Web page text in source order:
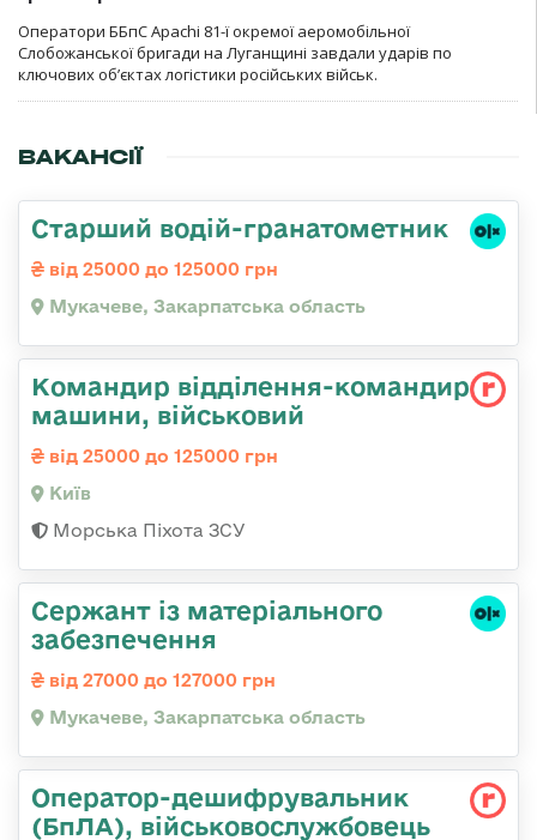
Оператори ББпС Apachi 81-ї окремої аеромобільної
Слобожанської бригади на Луганщині завдали ударів по
ключових об’єктах логістики російських військ.
ВАКАНСІЇ
Старший водій-гранатометник
від 25000 до 125000 грн
Мукачеве, Закарпатська область
Командир відділення-командир
машини, військовий
від 25000 до 125000 грн
Київ
Морська Піхота ЗСУ
Сержант із матеріального
забезпечення
від 27000 до 127000 грн
Мукачеве, Закарпатська область
Оператор-дешифрувальник
(БпЛА), військовослужбовець